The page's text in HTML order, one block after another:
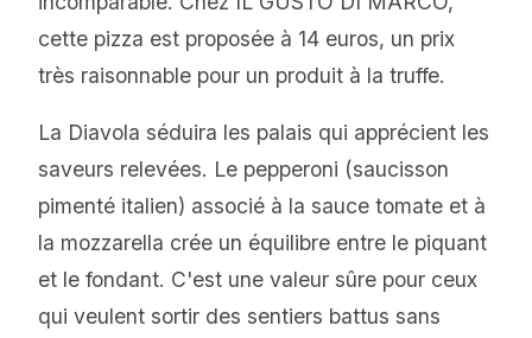
cette pizza est proposée à 14 euros, un prix
très raisonnable pour un produit à la truffe.
La Diavola séduira les palais qui apprécient les
saveurs relevées. Le pepperoni (saucisson
pimenté italien) associé à la sauce tomate et à
la mozzarella crée un équilibre entre le piquant
et le fondant. C'est une valeur sûre pour ceux
qui veulent sortir des sentiers battus sans